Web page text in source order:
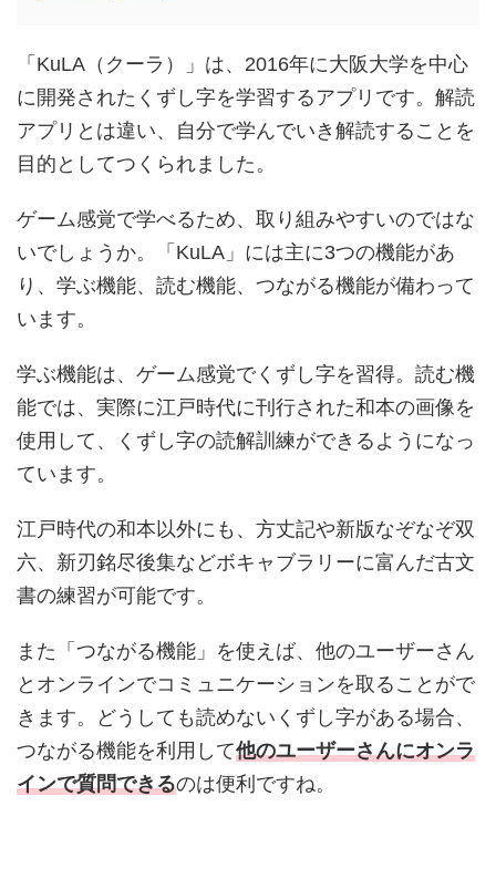
「KuLA（クーラ）」は、2016年に大阪大学を中心
に開発されたくずし字を学習するアプリです。 解読
アプリとは違い、自分で学んでいき解読することを
目的としてつくられました。
ゲーム感覚で学べるため、取り組みやすいのではな
いでしょうか。「KuLA」には主に3つの機能があ
り、学ぶ機能、読む機能、つながる機能が備わって
います。
学ぶ機能は、ゲーム感覚でくずし字を習得。読む機
能では、実際に江戸時代に刊行された和本の画像を
使用して、くずし字の読解訓練ができるようになっ
ています。
江戸時代の和本以外にも、 方丈記や新版なぞなぞ双
六、新刃銘尽後集などボキャブラリーに富んだ古文
書の練習が可能です。
また「つながる機能」を使えば、他のユーザーさん
とオンラインでコミュニケーションを取ることがで
きます。どうしても読めないくずし字がある場合、
つながる機能を利用して他のユーザーさんにオンラ
インで質問できるのは便利ですね。